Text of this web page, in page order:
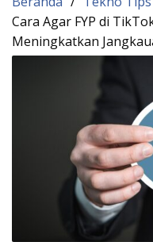
Cara Agar FYP di
Meningkatkan